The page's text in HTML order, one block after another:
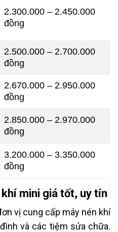
2.300.000 – 2.450.000
đồng
2.500.000 – 2.700.000
đồng
2.670.000 – 2.950.000
đồng
2.850.000 – 2.970.000
đồng
3.200.000 – 3.350.000
đồng
mini giá tốt, uy tín
vị cung cấp máy nén khí
và các tiệm sửa chữa.